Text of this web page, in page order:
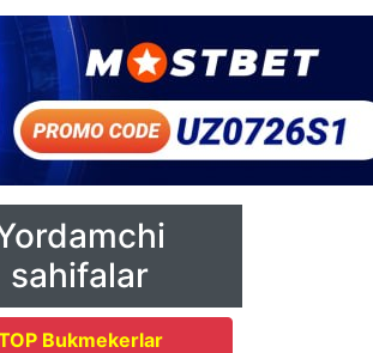
sahifalar
Bukmekerlar